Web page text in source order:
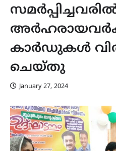
കാർഡുകൾ
ചെയ്തു
January 27, 2024